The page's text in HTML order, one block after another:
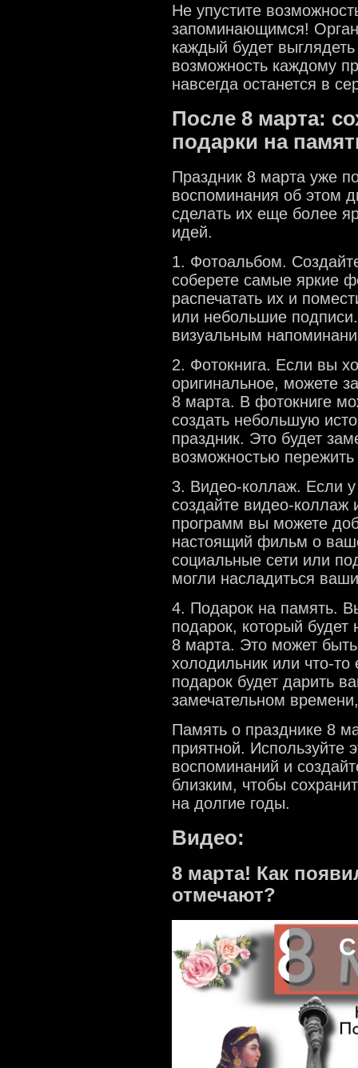
Не упустите
запоминающимся!
каждый будет
возможность каждому
навсегда останется в
После 8 марта:
подарки на
Праздник 8 марта уже
воспоминания об этом
сделать их еще более
идей.
1. Фотоальбом.
соберете самые яркие
распечатать их и
или небольшие
визуальным
2. Фотокнига. Если вы
оригинальное, можете
8 марта. В фотокниге
создать небольшую
праздник. Это будет
возможностью
3. Видео-коллаж. Если
создайте видео-
программ вы можете
настоящий фильм о
социальные сети или
могли насладиться
4. Подарок на память.
подарок, который будет
8 марта. Это может
холодильник или что-
подарок будет дарить
замечательном
Память о празднике 8
приятной. Используйте
воспоминаний и
близким, чтобы
на долгие годы.
Видео:
8 марта! Как
отмечают?